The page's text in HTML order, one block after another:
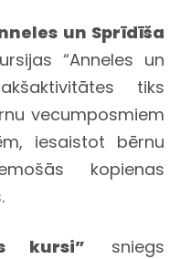
un Sprīdīša
“Anneles un
tiks
vecumposmiem
iesaistot bērnu
kopienas
kursi” sniegs